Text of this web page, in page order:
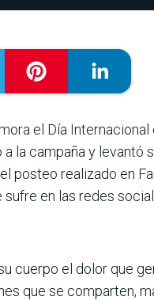
el Día
la campaña y
posteo realizado en
en las redes
cuerpo el dolor que
que se comparten,